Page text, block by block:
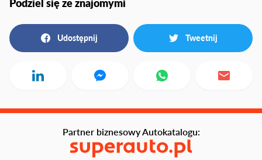
Udostępnij Tweetnij
Partner biznesowy Autokatalogu: